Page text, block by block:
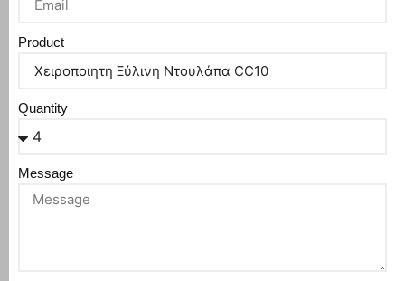
Product
Quantity
Message